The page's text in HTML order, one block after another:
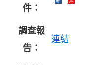
件：
調查報
告：
連結